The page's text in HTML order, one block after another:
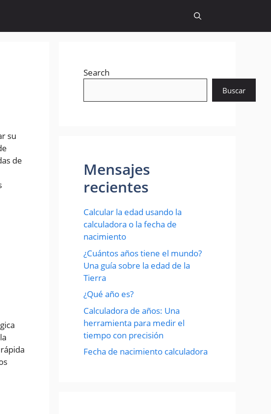
su
de
Search
Buscar
Mensajes
recientes
Calcular la edad usando la
calculadora o la fecha de
nacimiento
¿Cuántos años tiene el mundo?
Una guía sobre la edad de la
Tierra
¿Qué año es?
Calculadora de años: Una
herramienta para medir el
tiempo con precisión
Fecha de nacimiento calculadora